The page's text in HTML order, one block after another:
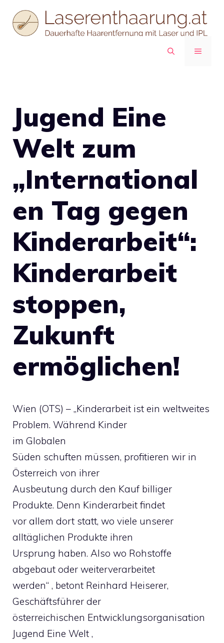
Inhalt
springen
MENÜ
Jugend Eine
Welt zum
„International
en Tag gegen
Kinderarbeit“:
Kinderarbeit
stoppen,
Zukunft
ermöglichen!
Wien (OTS) – „Kinderarbeit ist ein weltweites
Problem. Während Kinder
im Globalen
Süden schuften müssen, profitieren wir in
Österreich von ihrer
Ausbeutung durch den Kauf billiger
Produkte. Denn Kinderarbeit findet
vor allem dort statt, wo viele unserer
alltäglichen Produkte ihren
Ursprung haben. Also wo Rohstoffe
abgebaut oder weiterverarbeitet
werden“ , betont Reinhard Heiserer,
Geschäftsführer der
österreichischen Entwicklungsorganisation
Jugend Eine Welt ,